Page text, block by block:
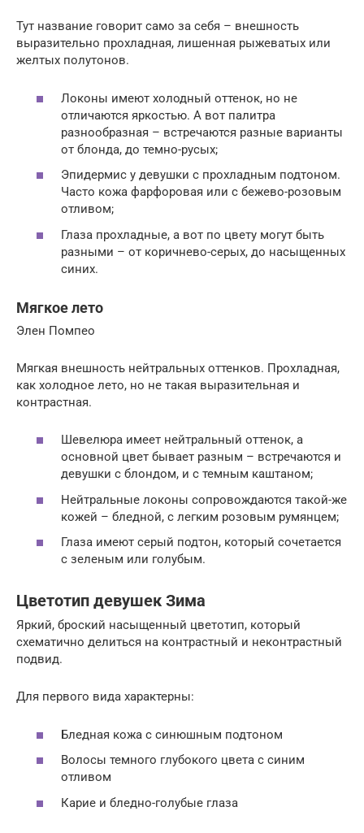
Тут название говорит само за себя – внешность
выразительно прохладная, лишенная рыжеватых или
желтых полутонов.
Локоны имеют холодный оттенок, но не
отличаются яркостью. А вот палитра
разнообразная – встречаются разные варианты
от блонда, до темно-русых;
Эпидермис у девушки с прохладным подтоном.
Часто кожа фарфоровая или с бежево-розовым
отливом;
Глаза прохладные, а вот по цвету могут быть
разными – от коричнево-серых, до насыщенных
синих.
Мягкое лето
Элен Помпео
Мягкая внешность нейтральных оттенков. Прохладная,
как холодное лето, но не такая выразительная и
контрастная.
Шевелюра имеет нейтральный оттенок, а
основной цвет бывает разным – встречаются и
девушки с блондом, и с темным каштаном;
Нейтральные локоны сопровождаются такой-же
кожей – бледной, с легким розовым румянцем;
Глаза имеют серый подтон, который сочетается
с зеленым или голубым.
Цветотип девушек Зима
Яркий, броский насыщенный цветотип, который
схематично делиться на контрастный и неконтрастный
подвид.
Для первого вида характерны:
Бледная кожа с синюшным подтоном
Волосы темного глубокого цвета с синим
отливом
Карие и бледно-голубые глаза